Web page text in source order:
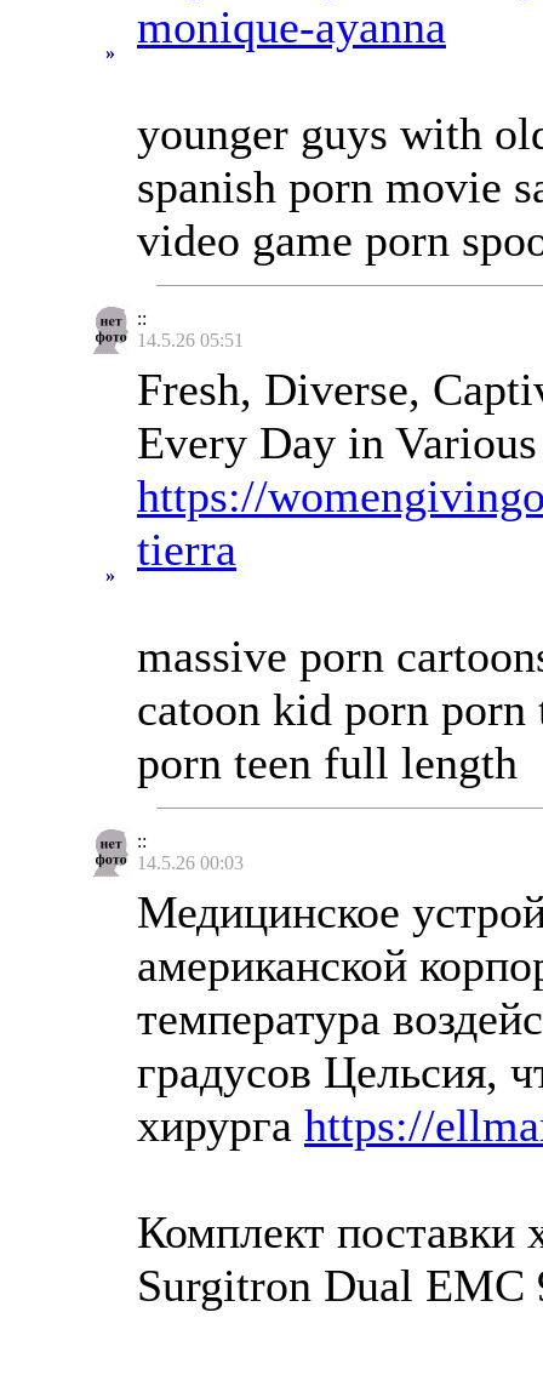
»
monique-ayanna
younger guys with
spanish porn movie
video game porn
::
14.5.26 05:51
»
Fresh, Diverse,
Every Day in
https://
tierra
massive porn
catoon kid porn porn
porn teen full length
::
14.5.26 00:03
Медицинское
американской
температура
градусов Цельсия,
хирурга https://
Комплект поставки
Surgitron Dual